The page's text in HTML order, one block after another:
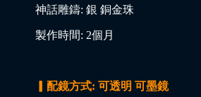
神話雕鑄: 銀 銅金珠
製作時間: 2個月
▎配鏡方式: 可透明 可墨鏡